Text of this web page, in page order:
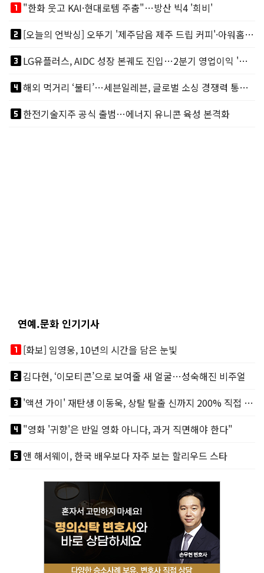
looks_one"한화 웃고 KAI·현대로템 주춤"…방산 빅4 '희비'
looks_two
[오늘의 언박싱] 오뚜기 '제주담음 제주 드립 커피'·아워홈 ‘갓석박지’ 外
looks_3
LG유플러스, AIDC 성장 본궤도 진입…2분기 영업이익 '역대 최대'
looks_4
해외 먹거리 ‘불티’…세븐일레븐, 글로벌 소싱 경쟁력 통했다
looks_5한전기술지주 공식 출범…에너지 유니콘 육성 본격화
연예.문화 인기기사
looks_one[화보] 임영웅, 10년의 시간을 담은 눈빛
looks_two김다현, ‘이모티콘’으로 보여줄 새 얼굴…성숙해진 비주얼
looks_3
'액션 가이' 재탄생 이동욱, 상탈 탈출 신까지 200% 직접 소화
looks_4"영화 '귀향'은 반일 영화 아니다, 과거 직면해야 한다"
looks_5앤 해서웨이, 한국 배우보다 자주 보는 할리우드 스타